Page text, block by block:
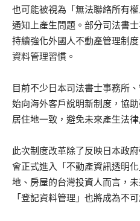
也可能被視為「無法聯絡所有
通知上產生問題。部分司法書
持續強化外國人不動產管理制
資料管理習慣。
目前不少日本司法書士事務所
始向海外客戶說明新制度，協
居住地一致，避免未來產生法律
此次制度改革除了反映日本政
會正式進入「不動產資訊透明
地、房屋的台灣投資人而言，
「登記資料管理」也將成為不